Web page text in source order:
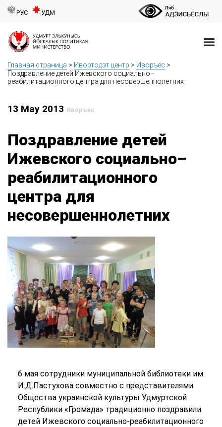
РУС УДМ
Главная страница > Ивортодэт центр > Иворъёс >
Поздравление детей Ижевского социально–
реабилитационного центра для несовершеннолетних
13 May 2013 Иворъёс
Поздравление детей
Ижевского социально–
реабилитационного
центра для
несовершеннолетних
6 мая сотрудники муниципальной библиотеки им.
И.Д.Пастухова совместно с представителями
Общества украинской культуры Удмуртской
Республики «Громада» традиционно поздравили
детей Ижевского социально-реабилитационного